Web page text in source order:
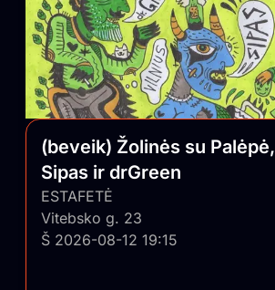
(beveik) Žolinės su Palėpė,
Sipas ir drGreen
ESTAFETĖ
Vitebsko g. 23
Š 2026-08-12 19:15